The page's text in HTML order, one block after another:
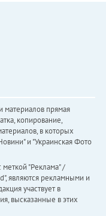
материалов прямая
копирование,
в которых
и "Украинская Фото
"Реклама" /
являются рекламными и
участвует в
высказанные в этих